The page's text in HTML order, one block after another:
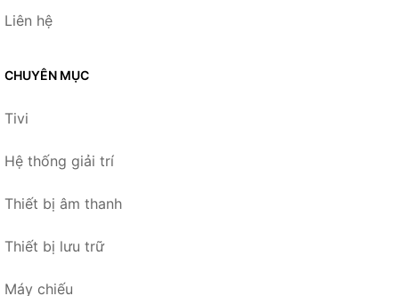
Liên hệ
CHUYÊN MỤC
Tivi
Hệ thống giải trí
Thiết bị âm thanh
Thiết bị lưu trữ
Máy chiếu